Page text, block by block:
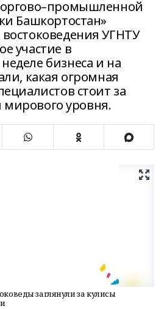
Башкортостан»
УГНТУ
участие в
бизнеса и на
какая огромная
стоит за
уровня.
заглянули за кулисы